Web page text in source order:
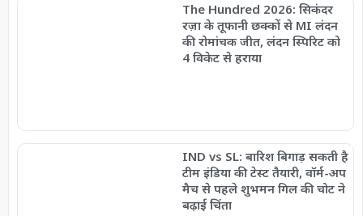
The Hundred 2026: सिकंदर
रज़ा के तूफानी छक्कों से MI लंदन
की रोमांचक जीत, लंदन स्पिरिट को
4 विकेट से हराया
IND vs SL: बारिश बिगाड़ सकती है
टीम इंडिया की टेस्ट तैयारी, वॉर्म-अप
मैच से पहले शुभमन गिल की चोट ने
बढ़ाई चिंता